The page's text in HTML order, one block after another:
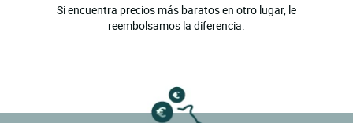
Si encuentra precios más baratos en otro lugar, le
reembolsamos la diferencia.